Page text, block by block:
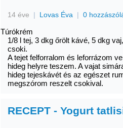
14 éve | Lovas Éva | 0
Túrókrém
1/8 l tej, 3 dkg őrölt kávé, 5 dkg
csoki.
A tejet felforralom és leforrázom
hideg helyre teszem. A vajat
hideg tejeskávét és az egészet
megszórom reszelt csokival.
RECEPT - Yogurt